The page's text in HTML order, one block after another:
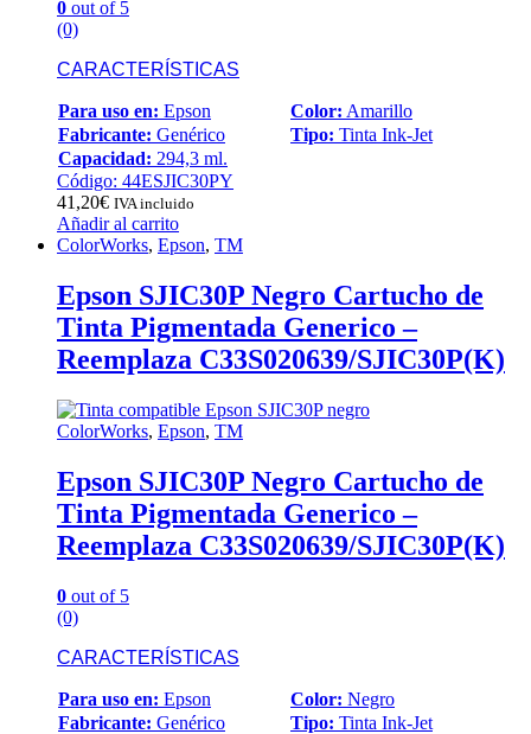
0 out of 5
(0)
CARACTERÍSTICAS
Para uso en: Epson Color: Amarillo
Fabricante: Genérico Tipo: Tinta Ink-Jet
Capacidad: 294,3 ml.
Código: 44ESJIC30PY
41,20€ IVA incluido
Añadir al carrito
ColorWorks, Epson, TM
Epson SJIC30P Negro Cartucho de
Tinta Pigmentada Generico –
Reemplaza C33S020639/SJIC30P(K)
ColorWorks, Epson, TM
Epson SJIC30P Negro Cartucho de
Tinta Pigmentada Generico –
Reemplaza C33S020639/SJIC30P(K)
0 out of 5
(0)
CARACTERÍSTICAS
Para uso en: Epson Color: Negro
Fabricante: Genérico Tipo: Tinta Ink-Jet